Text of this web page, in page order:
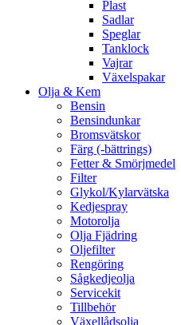
Plast
Sadlar
Speglar
Tanklock
Vajrar
Växelspakar
Olja & Kem
Bensin
Bensindunkar
Bromsvätskor
Färg (-bättrings)
Fetter & Smörjmedel
Filter
Glykol/Kylarvätska
Kedjespray
Motorolja
Olja Fjädring
Oljefilter
Rengöring
Sågkedjeolja
Servicekit
Tillbehör
Växellådsolja